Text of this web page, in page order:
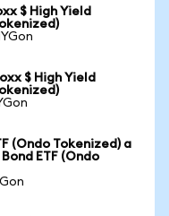
$ High Yield
$ High Yield
(Ondo Tokenized) a
ETF (Ondo